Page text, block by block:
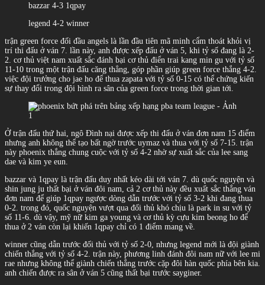
bazzar 4-3 1qpay
legend 4-2 winner
trận green force đối đầu angels là lần đầu tiên mã minh cẩm thoát khỏi vị
trí thi đấu ở ván 7. lần này, anh được xếp đấu ở ván 5, khi tỷ số đang là 2-
2. cơ thủ việt nam xuất sắc đánh bại cơ thủ điển trai kang min gu với tỷ số
11-10 trong một trận đấu căng thẳng, góp phần giúp green force thắng 4-2.
việc đội trưởng cho jae ho để thua zapata với tỷ số 0-15 có thể chứng kiến
sự thay đổi trong đội hình ra sân của green force trong thời gian tới.
Ở trận đấu thứ hai, ngô Đình nại được xếp thi đấu ở ván đơn nam 15 điểm
nhưng anh không thể tạo bất ngờ trước uymaz và thua với tỷ số 7-15. trận
này phoenix thắng chung cuộc với tỷ số 4-2 nhờ sự xuất sắc của lee sang
dae và kim ye eun.
bazzar và 1qpay là trận đấu duy nhất kéo dài tới ván 7. dù quốc nguyện và
shin jung ju thất bại ở ván đôi nam, cả 2 cơ thủ này đều xuất sắc thắng ván
đơn nam để giúp 1qpay ngược dòng dẫn trước với tỷ số 3-2 khi đang thua
0-2. trong đó, quốc nguyện vượt qua đối thủ khó chịu là park in su với tỷ
số 11-6. dù vậy, mỹ nữ kim ga young và cơ thủ kỳ cựu kim beong ho để
thua ở 2 ván còn lại khiến 1qpay chỉ có 1 điểm mang về.
winner cũng dẫn trước đối thủ với tỷ số 2-0, nhưng legend mới là đội giành
chiến thắng với tỷ số 4-2. trận này, phương linh đánh đôi nam nữ với lee mi
rae nhưng không thể giành chiến thắng trước cặp đôi hàn quốc phía bên kia.
anh chiến được ra sân ở ván 5 cũng thất bại trước sayginer.